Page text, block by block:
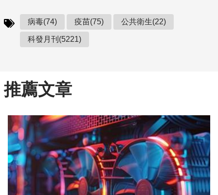
病毒(74) 疫苗(75) 公共衛生(22)
科發月刊(5221)
推薦文章